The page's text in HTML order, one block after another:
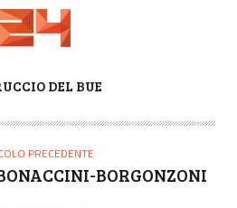
DEL BUE
PRECEDENTE
BORGONZONI